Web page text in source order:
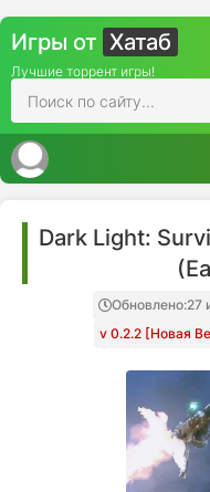
Игры от Хатаб
Лучшие торрент игры!
Dark Light:
Обновлено:27
v 0.2.2 [Новая